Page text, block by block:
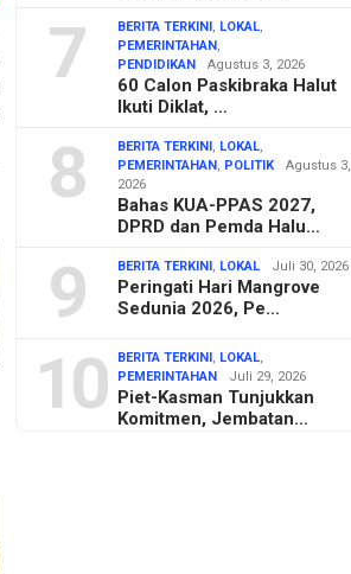
7 BERITA TERKINI , LOKAL,
PEMERINTAHAN ,
PENDIDIKAN
Agustus 3, 2026
60 Calon Paskibraka Halut
Ikuti Diklat, …
8 BERITA TERKINI , LOKAL,
PEMERINTAHAN , POLITIK
Agustus 3,
2026
Bahas KUA-PPAS 2027,
DPRD dan Pemda Halu…
9 BERITA TERKINI , LOKAL Juli 30, 2026
Peringati Hari Mangrove
Sedunia 2026, Pe…
10 BERITA TERKINI , LOKAL,
PEMERINTAHAN
Juli 29, 2026
Piet-Kasman Tunjukkan
Komitmen, Jembatan…